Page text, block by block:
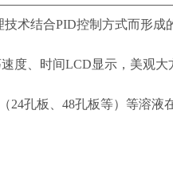
术结合PID控制方式而形成
度、时间LCD显示，美观大
24孔板、48孔板等）等溶液